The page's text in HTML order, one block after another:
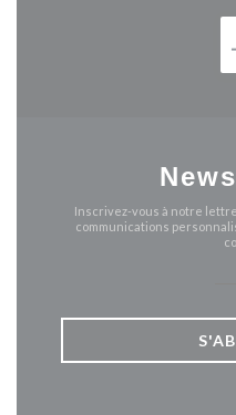
Inscrivez-vous à notre
communications